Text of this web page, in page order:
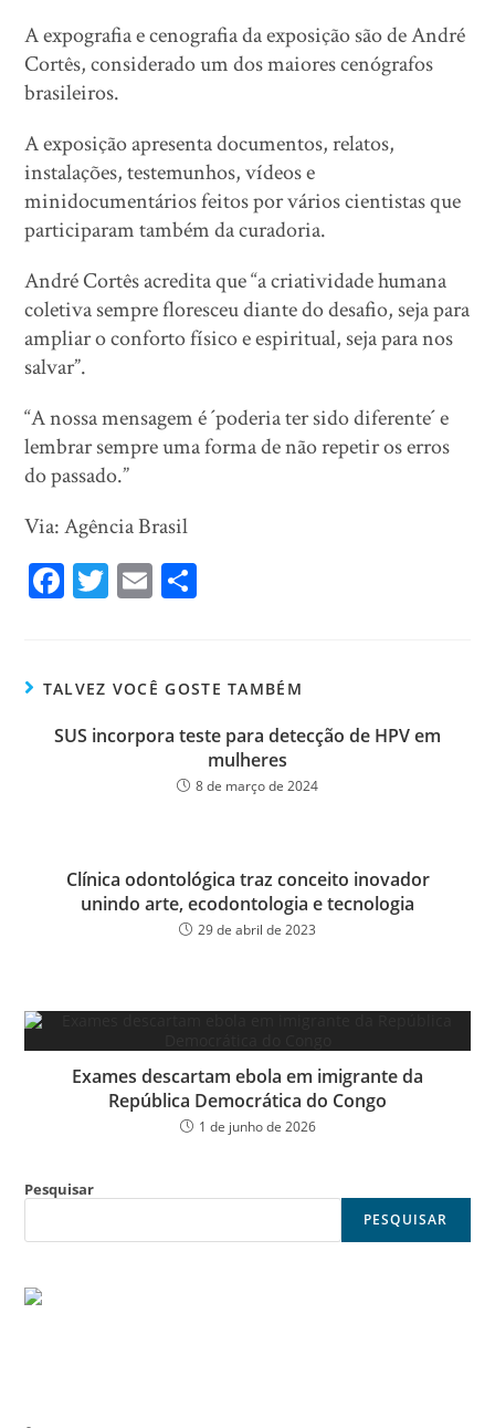
A expografia e cenografia da exposição são de André
Cortês, considerado um dos maiores cenógrafos
brasileiros.
A exposição apresenta documentos, relatos,
instalações, testemunhos, vídeos e
minidocumentários feitos por vários cientistas que
participaram também da curadoria.
André Cortês acredita que “a criatividade humana
coletiva sempre floresceu diante do desafio, seja para
ampliar o conforto físico e espiritual, seja para nos
salvar”.
“A nossa mensagem é ´poderia ter sido diferente´ e
lembrar sempre uma forma de não repetir os erros
do passado.”
Via: Agência Brasil
Fa
ok
T
er
E
TALVEZ VOCÊ GOSTE TAMBÉM
SUS incorpora teste para detecção de HPV em
mulheres
8 de março de 2024
Clínica odontológica traz conceito inovador
unindo arte, ecodontologia e tecnologia
29 de abril de 2023
Exames descartam ebola em imigrante da
República Democrática do Congo
1 de junho de 2026
Pesquisar
PESQUISAR